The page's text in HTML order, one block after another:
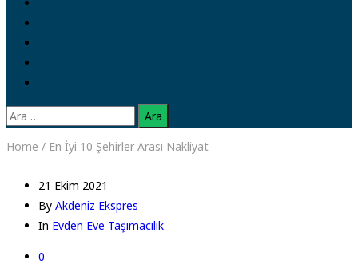
Arama:
Home / En İyi 10 Şehirler Arası Nakliyat
21 Ekim 2021
By Akdeniz Ekspres
In Evden Eve Taşımacılık
0